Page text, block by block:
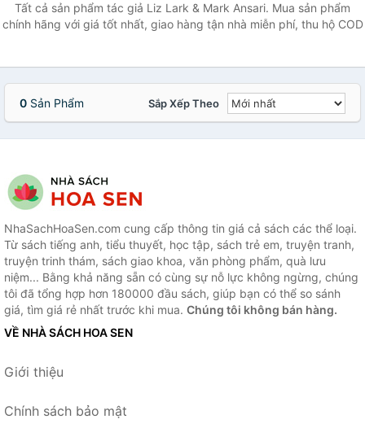
Tất cả sản phẩm tác giả Liz Lark & Mark Ansari. Mua sản phẩm
chính hãng với giá tốt nhất, giao hàng tận nhà miễn phí, thu hộ COD
0 Sản Phẩm Sắp Xếp Theo
NhaSachHoaSen.com cung cấp thông tin giá cả sách các thể loại.
Từ sách tiếng anh, tiểu thuyết, học tập, sách trẻ em, truyện tranh,
truyện trinh thám, sách giao khoa, văn phòng phẩm, quà lưu
niệm... Bằng khả năng sẵn có cùng sự nỗ lực không ngừng, chúng
tôi đã tổng hợp hơn 180000 đầu sách, giúp bạn có thể so sánh
giá, tìm giá rẻ nhất trước khi mua. Chúng tôi không bán hàng.
VỀ NHÀ SÁCH HOA SEN
Giới thiệu
Chính sách bảo mật